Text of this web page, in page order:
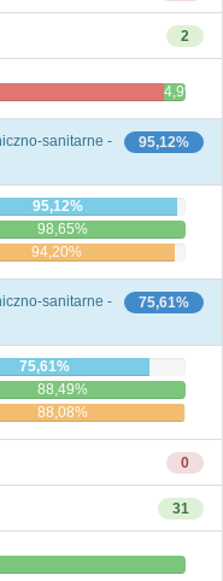
2
4,9%
95,12%
sanitarne -
95,12%
98,65%
94,20%
75,61%
sanitarne -
75,61%
88,49%
88,08%
0
31